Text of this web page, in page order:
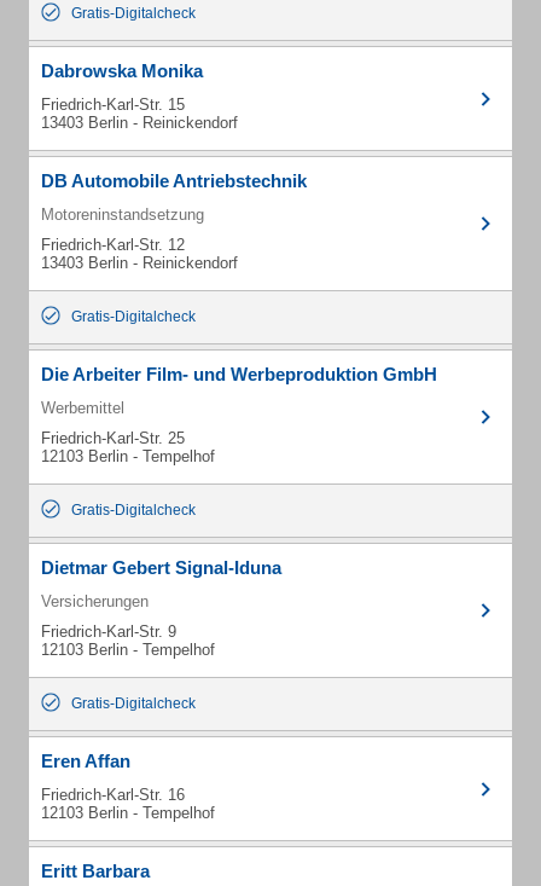
Gratis-Digitalcheck
Dabrowska Monika
Friedrich-Karl-Str. 15
13403 Berlin - Reinickendorf
DB Automobile Antriebstechnik
Motoreninstandsetzung
Friedrich-Karl-Str. 12
13403 Berlin - Reinickendorf
Gratis-Digitalcheck
Die Arbeiter Film- und Werbeproduktion GmbH
Werbemittel
Friedrich-Karl-Str. 25
12103 Berlin - Tempelhof
Gratis-Digitalcheck
Dietmar Gebert Signal-Iduna
Versicherungen
Friedrich-Karl-Str. 9
12103 Berlin - Tempelhof
Gratis-Digitalcheck
Eren Affan
Friedrich-Karl-Str. 16
12103 Berlin - Tempelhof
Eritt Barbara